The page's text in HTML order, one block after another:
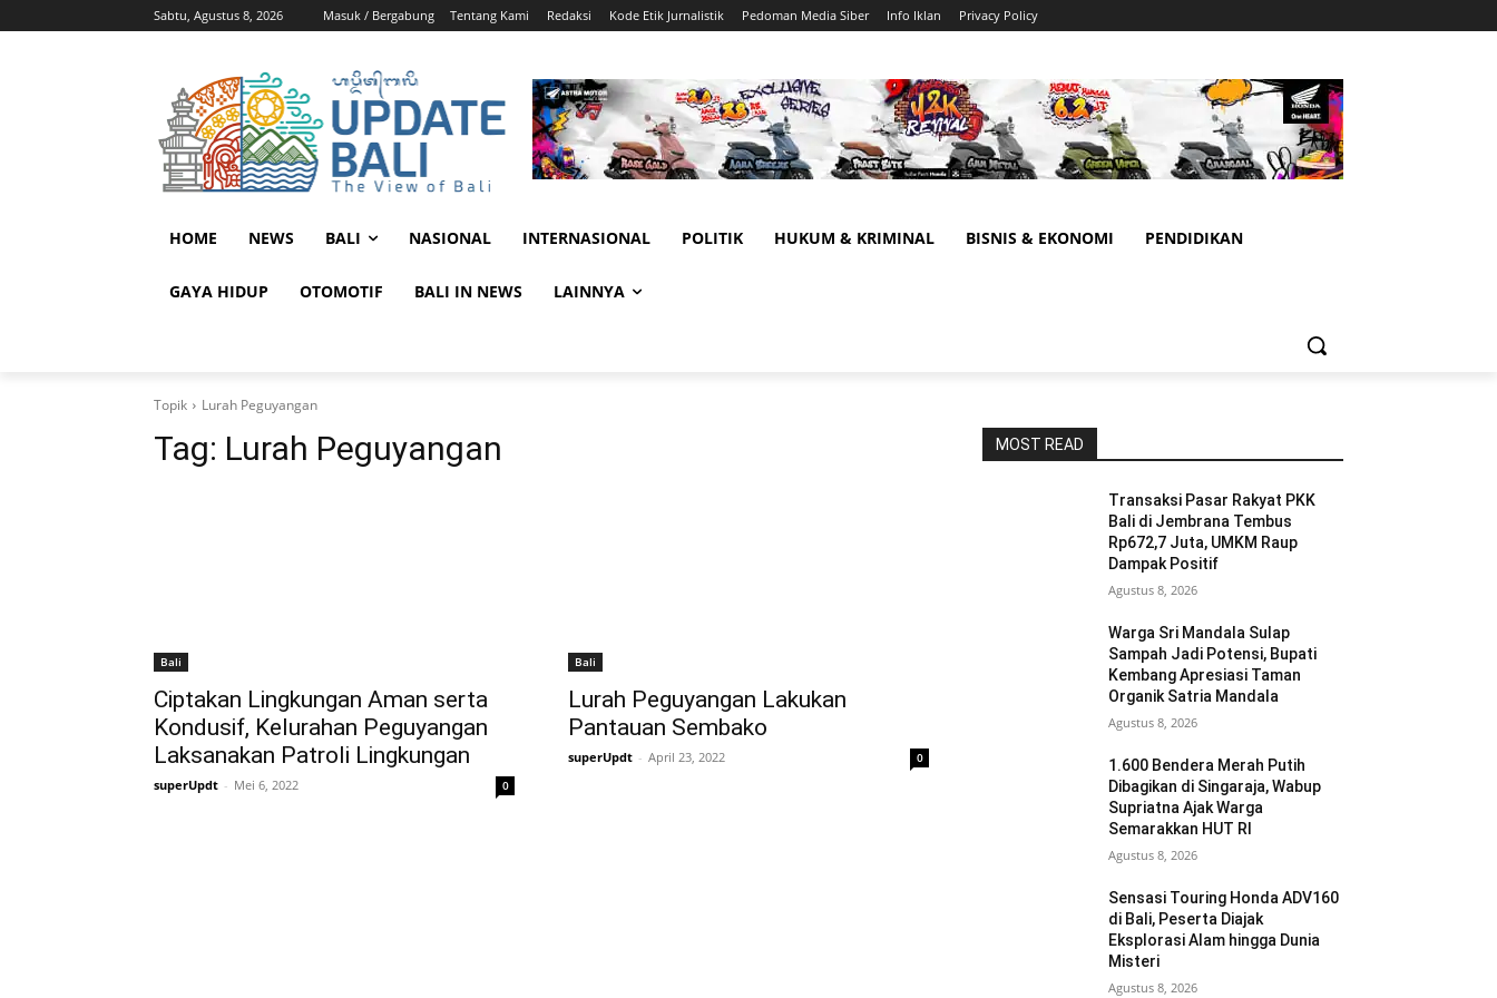
Sabtu, Agustus 8, 2026 Masuk / Bergabung Tentang Kami Redaksi Kode Etik Jurnalistik Pedoman Media Siber Info Iklan Privacy Policy
HOME NEWS BALI NASIONAL INTERNASIONAL POLITIK HUKUM & KRIMINAL BISNIS & EKONOMI PENDIDIKAN
GAYA HIDUP OTOMOTIF BALI IN NEWS LAINNYA
Topik Lurah Peguyangan
Tag: Lurah Peguyangan
Bali
Ciptakan Lingkungan Aman serta
Kondusif, Kelurahan Peguyangan
Laksanakan Patroli Lingkungan
superUpdt - Mei 6, 2022 0
Bali
Lurah Peguyangan Lakukan
Pantauan Sembako
superUpdt - April 23, 2022 0
MOST READ
Transaksi Pasar Rakyat PKK
Bali di Jembrana Tembus
Rp672,7 Juta, UMKM Raup
Dampak Positif
Agustus 8, 2026
Warga Sri Mandala Sulap
Sampah Jadi Potensi, Bupati
Kembang Apresiasi Taman
Organik Satria Mandala
Agustus 8, 2026
1.600 Bendera Merah Putih
Dibagikan di Singaraja, Wabup
Supriatna Ajak Warga
Semarakkan HUT RI
Agustus 8, 2026
Sensasi Touring Honda ADV160
di Bali, Peserta Diajak
Eksplorasi Alam hingga Dunia
Misteri
Agustus 8, 2026